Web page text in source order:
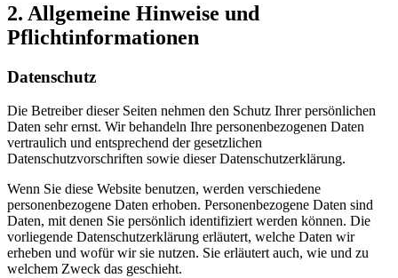
2. Allgemeine Hinweise und
Pflichtinformationen
Datenschutz
Die Betreiber dieser Seiten nehmen den Schutz Ihrer persönlichen
Daten sehr ernst. Wir behandeln Ihre personenbezogenen Daten
vertraulich und entsprechend der gesetzlichen
Datenschutzvorschriften sowie dieser Datenschutzerklärung.
Wenn Sie diese Website benutzen, werden verschiedene
personenbezogene Daten erhoben. Personenbezogene Daten sind
Daten, mit denen Sie persönlich identifiziert werden können. Die
vorliegende Datenschutzerklärung erläutert, welche Daten wir
erheben und wofür wir sie nutzen. Sie erläutert auch, wie und zu
welchem Zweck das geschieht.